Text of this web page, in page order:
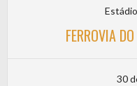
FERROVIA
30